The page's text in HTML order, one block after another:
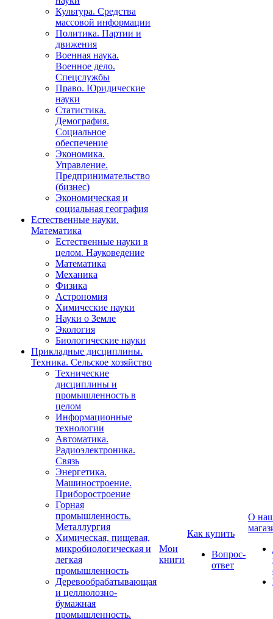
Культура. Средства
массовой информации
Политика. Партии и
движения
Военная наука.
Военное дело.
Спецслужбы
Право. Юридические
науки
Статистика.
Демография.
Социальное
обеспечение
Экономика.
Управление.
Предпринимательство
(бизнес)
Экономическая и
социальная география
Естественные науки.
Математика
Естественные науки в
целом. Науковедение
Математика
Механика
Физика
Астрономия
Химические науки
Науки о Земле
Экология
Биологические науки
Прикладные дисциплины.
Техника. Сельское хозяйство
Технические
дисциплины и
промышленность в
целом
Информационные
технологии
Автоматика.
Радиоэлектроника.
Связь
Энергетика.
Машиностроение.
Приборостроение
Горная
промышленность.
Металлургия
Химическая, пищевая,
микробиологическая и
легкая
промышленность
Деревообрабатывающая
и целлюлозно-
бумажная
промышленность.
Мои
книги
Как купить
Вопрос-
ответ
О